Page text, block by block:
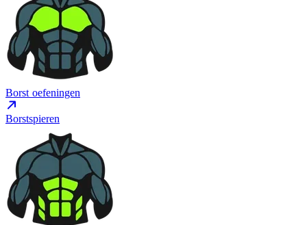
Borst oefeningen
Borstspieren